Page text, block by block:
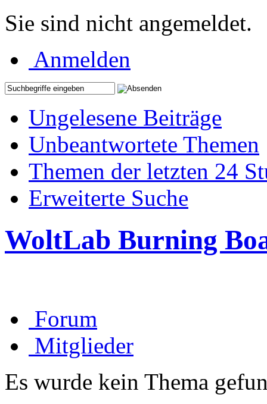
Sie sind nicht angemeldet.
Anmelden
Ungelesene Beiträge
Unbeantwortete Themen
Themen der letzten 24
Erweiterte Suche
WoltLab Burning
Forum
Mitglieder
Es wurde kein Thema